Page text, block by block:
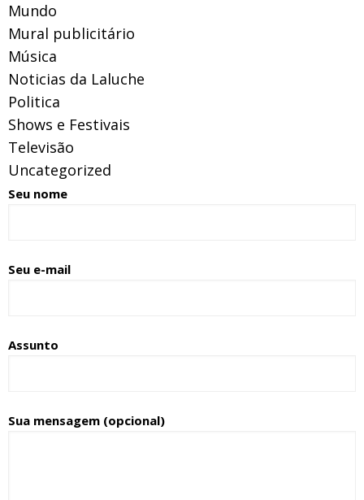
Mundo
Mural publicitário
Música
Noticias da Laluche
Politica
Shows e Festivais
Televisão
Uncategorized
Seu nome
Seu e-mail
Assunto
Sua mensagem (opcional)